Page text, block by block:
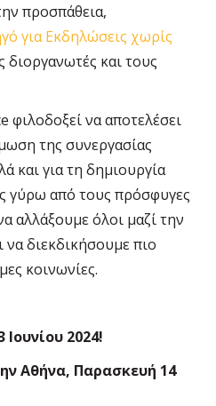
προσπάθεια,
για Εκδηλώσεις χωρίς
διοργανωτές και τους
φιλοδοξεί να αποτελέσει
της συνεργασίας
και για τη δημιουργία
γύρω από τους πρόσφυγες
αλλάξουμε όλοι μαζί την
να διεκδικήσουμε πιο
κοινωνίες.
2024!
Αθήνα, Παρασκευή 14